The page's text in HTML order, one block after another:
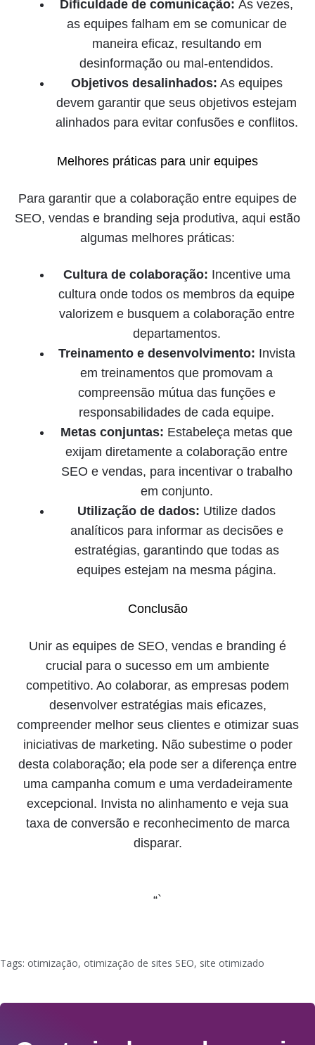
Dificuldade de comunicação: Às vezes,
as equipes falham em se comunicar de
maneira eficaz, resultando em
desinformação ou mal-entendidos.
Objetivos desalinhados: As equipes
devem garantir que seus objetivos estejam
alinhados para evitar confusões e conflitos.
Melhores práticas para unir equipes
Para garantir que a colaboração entre equipes de
SEO, vendas e branding seja produtiva, aqui estão
algumas melhores práticas:
Cultura de colaboração: Incentive uma
cultura onde todos os membros da equipe
valorizem e busquem a colaboração entre
departamentos.
Treinamento e desenvolvimento: Invista
em treinamentos que promovam a
compreensão mútua das funções e
responsabilidades de cada equipe.
Metas conjuntas: Estabeleça metas que
exijam diretamente a colaboração entre
SEO e vendas, para incentivar o trabalho
em conjunto.
Utilização de dados: Utilize dados
analíticos para informar as decisões e
estratégias, garantindo que todas as
equipes estejam na mesma página.
Conclusão
Unir as equipes de SEO, vendas e branding é
crucial para o sucesso em um ambiente
competitivo. Ao colaborar, as empresas podem
desenvolver estratégias mais eficazes,
compreender melhor seus clientes e otimizar suas
iniciativas de marketing. Não subestime o poder
desta colaboração; ela pode ser a diferença entre
uma campanha comum e uma verdadeiramente
excepcional. Invista no alinhamento e veja sua
taxa de conversão e reconhecimento de marca
disparar.
“`
Tags: otimização, otimização de sites SEO, site otimizado